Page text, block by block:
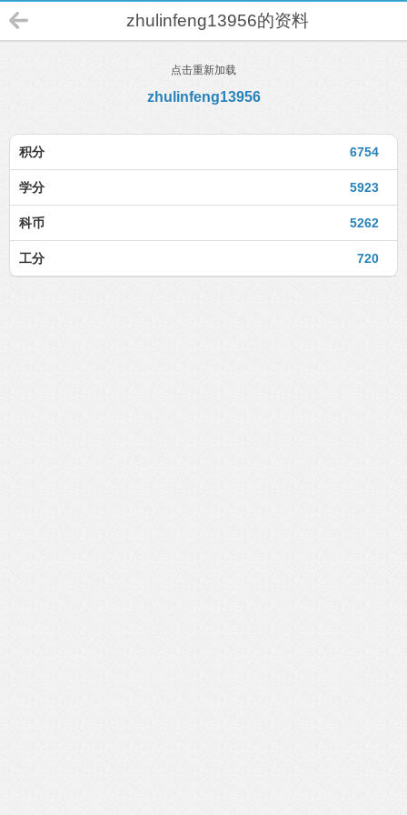
zhulinfeng13956的资料
点击重新加载
zhulinfeng13956
6754
积分
5923
学分
5262
科币
720
工分